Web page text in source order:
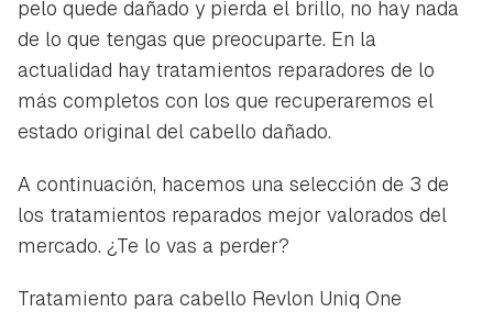
pelo quede dañado y pierda el brillo, no hay nada
de lo que tengas que preocuparte. En la
actualidad hay tratamientos reparadores de lo
más completos con los que recuperaremos el
estado original del cabello dañado.
A continuación, hacemos una selección de 3 de
los tratamientos reparados mejor valorados del
mercado. ¿Te lo vas a perder?
Tratamiento para cabello Revlon Uniq One